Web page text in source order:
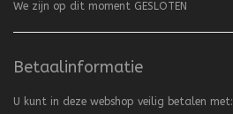
We zijn op dit moment GESLOTEN
Betaalinformatie
U kunt in deze webshop veilig betalen met: